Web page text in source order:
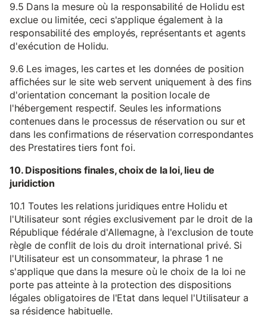
9.5 Dans la mesure où la responsabilité de Holidu est
exclue ou limitée, ceci s'applique également à la
responsabilité des employés, représentants et agents
d'exécution de Holidu.
9.6 Les images, les cartes et les données de position
affichées sur le site web servent uniquement à des fins
d'orientation concernant la position locale de
l'hébergement respectif. Seules les informations
contenues dans le processus de réservation ou sur et
dans les confirmations de réservation correspondantes
des Prestatires tiers font foi.
10. Dispositions finales, choix de la loi, lieu de
juridiction
10.1 Toutes les relations juridiques entre Holidu et
l'Utilisateur sont régies exclusivement par le droit de la
République fédérale d'Allemagne, à l'exclusion de toute
règle de conflit de lois du droit international privé. Si
l'Utilisateur est un consommateur, la phrase 1 ne
s'applique que dans la mesure où le choix de la loi ne
porte pas atteinte à la protection des dispositions
légales obligatoires de l'Etat dans lequel l'Utilisateur a
sa résidence habituelle.